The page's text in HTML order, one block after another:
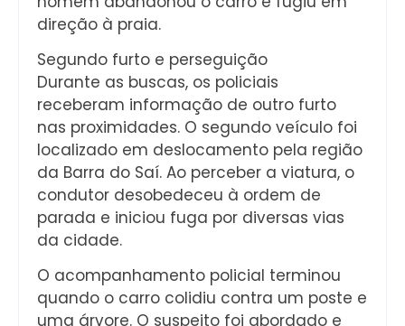
direção à praia.
Segundo furto e perseguição
Durante as buscas, os policiais
receberam informação de outro furto
nas proximidades. O segundo veículo foi
localizado em deslocamento pela região
da Barra do Saí. Ao perceber a viatura, o
condutor desobedeceu à ordem de
parada e iniciou fuga por diversas vias
da cidade.
O acompanhamento policial terminou
quando o carro colidiu contra um poste e
uma árvore. O suspeito foi abordado e